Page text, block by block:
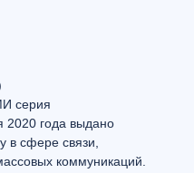
серия
года выдано
в сфере связи,
коммуникаций.